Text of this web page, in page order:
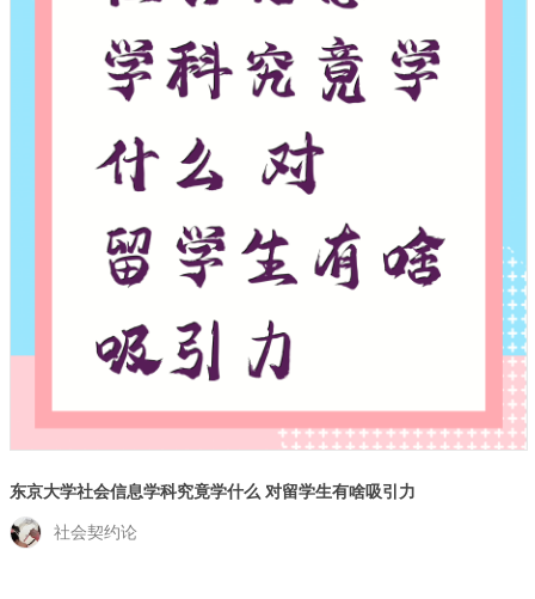
东京大学社会信息学科究竟学什么 对留学生有啥吸引力
社会契约论